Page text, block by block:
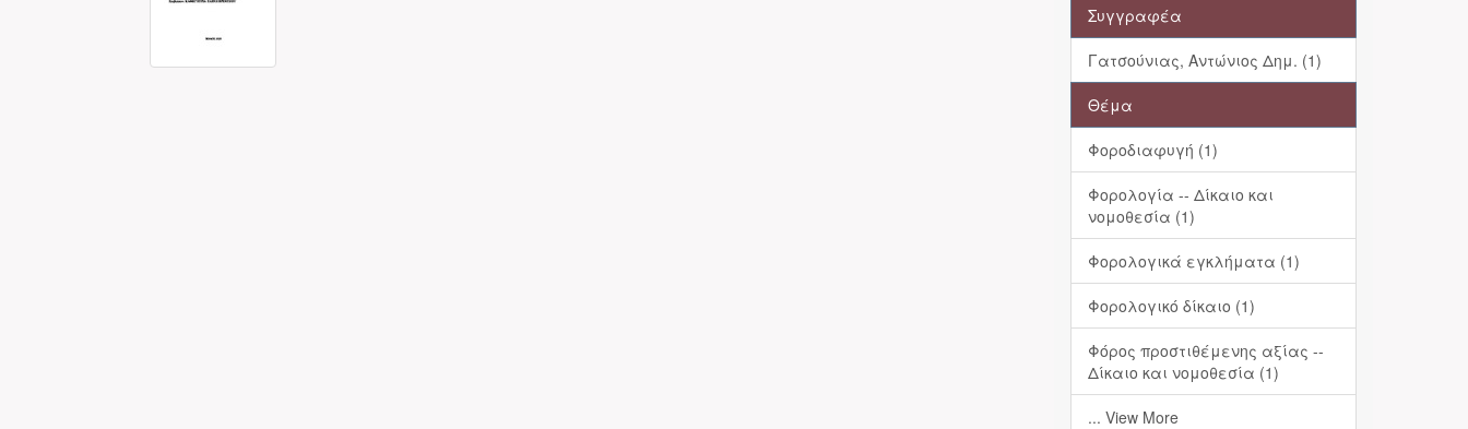
Συγγραφέα
Γατσούνιας, Αντώνιος Δημ. (1)
Θέμα
Φοροδιαφυγή (1)
Φορολογία -- Δίκαιο και
νομοθεσία (1)
Φορολογικά εγκλήματα (1)
Φορολογικό δίκαιο (1)
Φόρος προστιθέμενης αξίας --
Δίκαιο και νομοθεσία (1)
... View More